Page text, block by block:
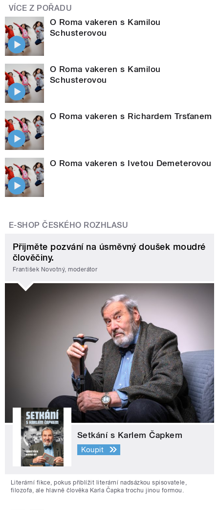
VÍCE Z POŘADU
O Roma vakeren s Kamilou
Schusterovou
O Roma vakeren s Kamilou
Schusterovou
O Roma vakeren s Richardem Trsťanem
O Roma vakeren s Ivetou Demeterovou
E-SHOP ČESKÉHO ROZHLASU
Přijměte pozvání na úsměvný doušek moudré
člověčiny.
František Novotný, moderátor
Setkání s Karlem Čapkem
Koupit
Literární fikce, pokus přiblížit literární nadsázkou spisovatele,
filozofa, ale hlavně člověka Karla Čapka trochu jinou formou.